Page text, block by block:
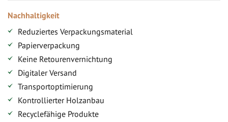
Nachhaltigkeit
Reduziertes Verpackungsmaterial
Papierverpackung
Keine Retourenvernichtung
Digitaler Versand
Transportoptimierung
Kontrollierter Holzanbau
Recyclefähige Produkte